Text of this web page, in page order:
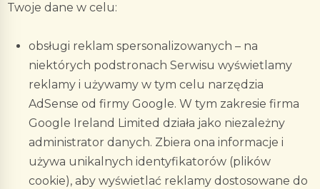
Twoje dane w celu:
obsługi reklam spersonalizowanych – na
niektórych podstronach Serwisu wyświetlamy
reklamy i używamy w tym celu narzędzia
AdSense od firmy Google. W tym zakresie firma
Google Ireland Limited działa jako niezależny
administrator danych. Zbiera ona informacje i
używa unikalnych identyfikatorów (plików
cookie), aby wyświetlać reklamy dostosowane do